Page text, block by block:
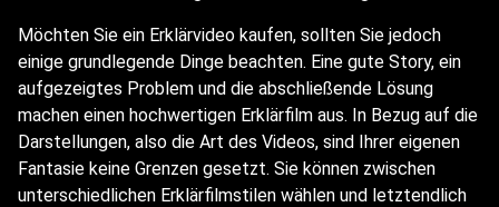
Möchten Sie ein Erklärvideo kaufen, sollten Sie jedoch
einige grundlegende Dinge beachten. Eine gute Story, ein
aufgezeigtes Problem und die abschließende Lösung
machen einen hochwertigen Erklärfilm aus. In Bezug auf die
Darstellungen, also die Art des Videos, sind Ihrer eigenen
Fantasie keine Grenzen gesetzt. Sie können zwischen
unterschiedlichen Erklärfilmstilen wählen und letztendlich